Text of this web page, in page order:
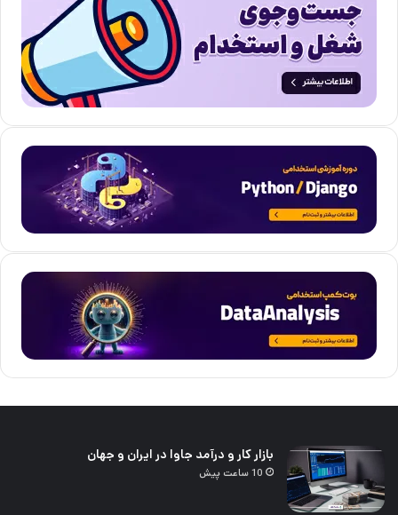
بازار کار و درآمد جاوا در ایران و جهان
10 ساعت پیش